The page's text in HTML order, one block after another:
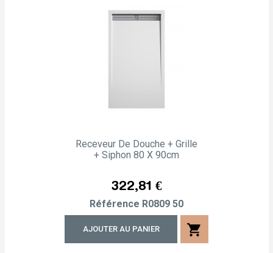
Receveur De Douche + Grille
+ Siphon 80 X 90cm
Prix
322,81 €
Référence R0809 50
AJOUTER AU PANIER shopping_cart